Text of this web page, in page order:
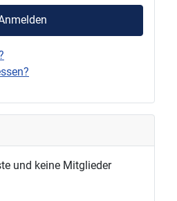
und keine Mitglieder